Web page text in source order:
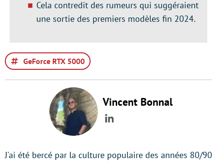
Cela contredit des rumeurs qui suggéraient
une sortie des premiers modèles fin 2024.
GeForce RTX 5000
Vincent Bonnal
LinkedIn
J'ai été bercé par la culture populaire des années 80/90